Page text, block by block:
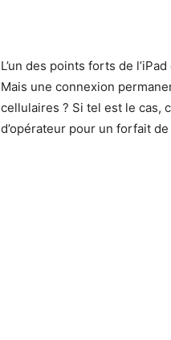
L’un des points forts de
Mais une connexion
cellulaires ? Si tel est le cas,
d’opérateur pour un forfait